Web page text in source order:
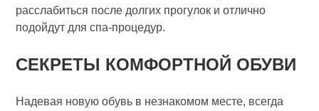
расслабиться после долгих прогулок и отлично
подойдут для спа-процедур.
СЕКРЕТЫ КОМФОРТНОЙ ОБУВИ
Надевая новую обувь в незнакомом месте, всегда